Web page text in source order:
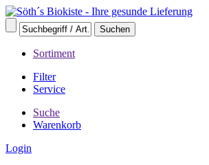
Sortiment
Filter
Service
Suche
Warenkorb
Login